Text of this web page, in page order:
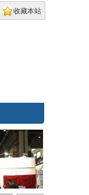
收藏本站